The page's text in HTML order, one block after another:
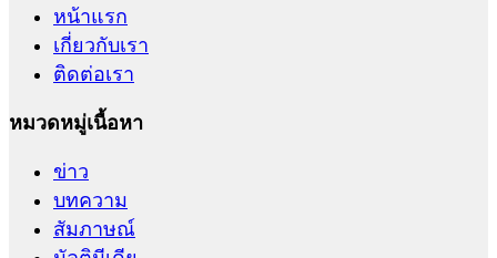
หน้าแรก
เกี่ยวกับเรา
ติดต่อเรา
หมวดหมู่เนื้อหา
ข่าว
บทความ
สัมภาษณ์